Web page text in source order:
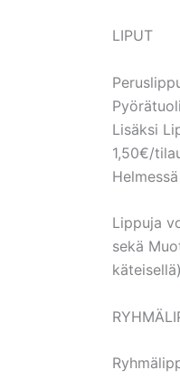
LIPUT
Lisäksi
1,50€/
Lippuja
sekä